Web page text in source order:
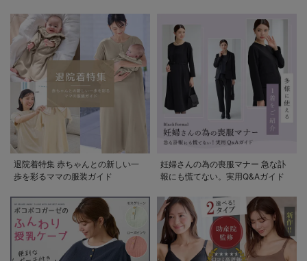
退院着特集 赤ちゃんとの新しい一
歩を彩るママの服装ガイド
妊婦さんの為の喪服マナー 急な訃
報にも慌てない。実用Q&Aガイド